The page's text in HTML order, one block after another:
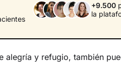
+9.500
la
alegría y refugio, también